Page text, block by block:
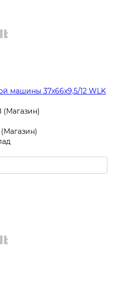
машины 37x66x9,5/12 WLK
(Магазин)